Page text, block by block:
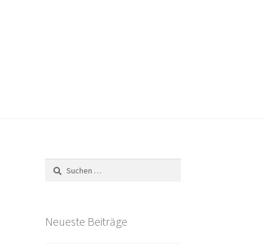
Suchen
nach:
Neueste Beiträge